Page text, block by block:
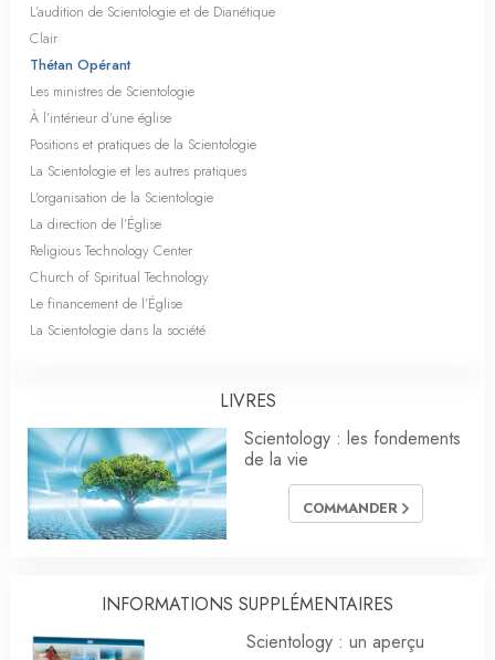
L’audition de Scientologie et de Dianétique
Clair
Thétan Opérant
Les ministres de Scientologie
À l’intérieur d’une église
Positions et pratiques de la Scientologie
La Scientologie et les autres pratiques
L’organisation de la Scientologie
La direction de l’Église
Religious Technology Center
Church of Spiritual Technology
Le financement de l’Église
La Scientologie dans la société
LIVRES
Scientology : les fondements
de la vie
COMMANDER
INFORMATIONS SUPPLÉMENTAIRES
Scientology : un aperçu